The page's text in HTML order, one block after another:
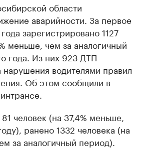
области
аварийности. За первое
зарегистрировано 1127
меньше, чем за аналогичный
года. Из них 923 ДТП
нарушения водителями правил
Об этом сообщили в
человек (на 37,4% меньше,
ранено 1332 человека (на
за аналогичный период).